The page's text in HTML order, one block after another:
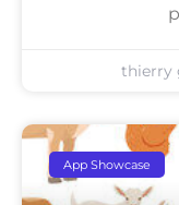
thierry
App Showcase